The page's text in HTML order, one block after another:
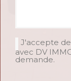
J'accepte
avec DV
demande.